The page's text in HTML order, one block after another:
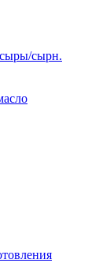
сырн.